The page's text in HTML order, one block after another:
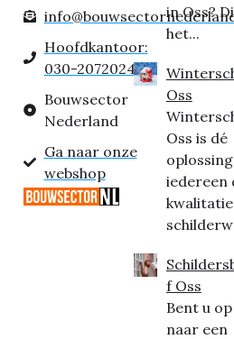
Hoofdkantoor:
030-2072024
Bouwsector
Nederland
Ga naar onze
webshop
in Oss?
het...
Oss
Oss is dé
iedereen
f Oss
Bent u
naar een